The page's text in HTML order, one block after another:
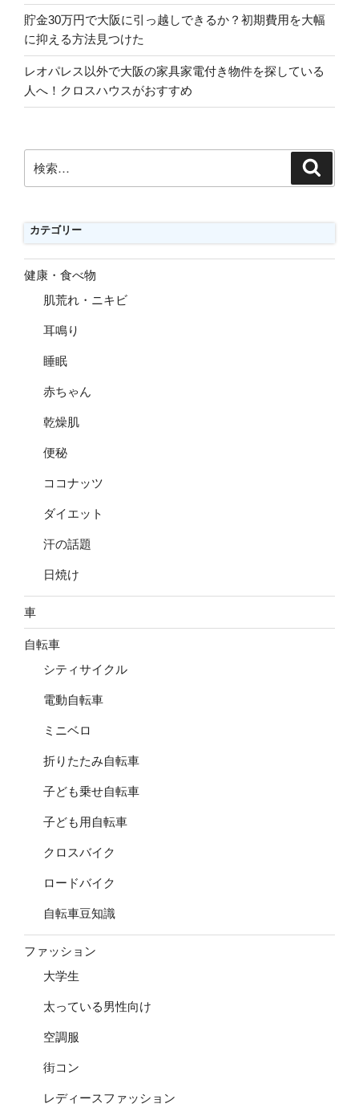
貯金30万円で大阪に引っ越しできるか？初期費用を大幅
に抑える方法見つけた
レオパレス以外で大阪の家具家電付き物件を探している
人へ！クロスハウスがおすすめ
索:
カテゴリー
健康・食べ物
肌荒れ・ニキビ
耳鳴り
睡眠
赤ちゃん
乾燥肌
便秘
ココナッツ
ダイエット
汗の話題
日焼け
車
自転車
シティサイクル
電動自転車
ミニベロ
折りたたみ自転車
子ども乗せ自転車
子ども用自転車
クロスバイク
ロードバイク
自転車豆知識
ファッション
大学生
太っている男性向け
空調服
街コン
レディースファッション